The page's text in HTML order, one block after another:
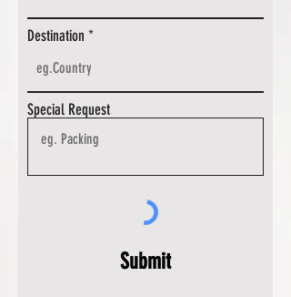
Destination
Special Request
Submit